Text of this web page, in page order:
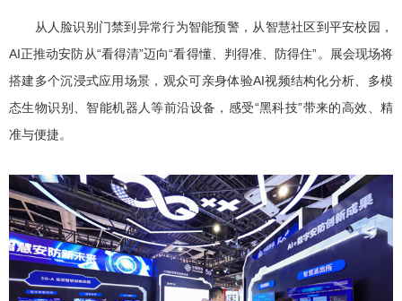
从人脸识别门禁到异常行为智能预警，从智慧社区到平安校园，
AI正推动安防从“看得清”迈向“看得懂、判得准、防得住”。展会现场将
搭建多个沉浸式应用场景，观众可亲身体验AI视频结构化分析、多模
态生物识别、智能机器人等前沿设备，感受“黑科技”带来的高效、精
准与便捷。